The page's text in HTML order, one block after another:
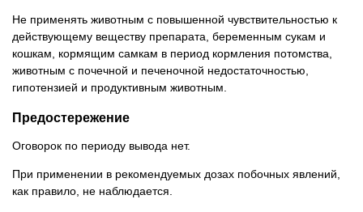
Не применять животным с повышенной чувствительностью к
действующему веществу препарата, беременным сукам и
кошкам, кормящим самкам в период кормления потомства,
животным с почечной и печеночной недостаточностью,
гипотензией и продуктивным животным.
Предостережение
Оговорок по периоду вывода нет.
При применении в рекомендуемых дозах побочных явлений,
как правило, не наблюдается.